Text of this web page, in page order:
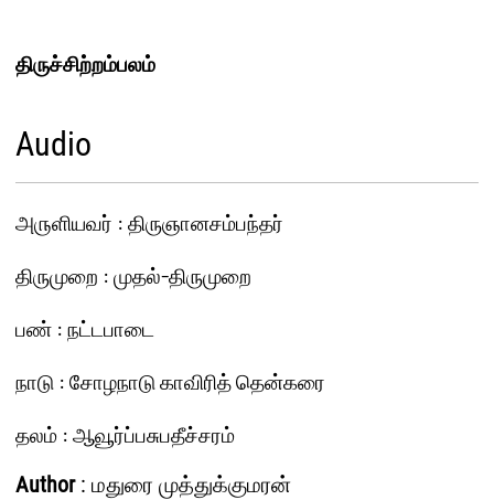
திருச்சிற்றம்பலம்
Audio
அ௫ளியவர் : திருஞானசம்பந்தர்
திருமுறை : முதல்-திருமுறை
பண் : நட்டபாடை
நாடு : சோழநாடு காவிரித் தென்கரை
தலம் : ஆவூர்ப்பசுபதீச்சரம்
Author: மதுரை முத்துக்குமரன்